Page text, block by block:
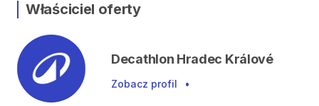
Właściciel oferty
Decathlon Hradec Králové
Zobacz profil •